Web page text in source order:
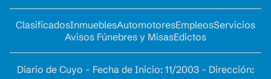
ClasificadosInmueblesAutomotoresEmpleosServicios
Avisos Fúnebres y MisasEdictos
Diario de Cuyo - Fecha de Inicio: 11/2003 - Dirección: